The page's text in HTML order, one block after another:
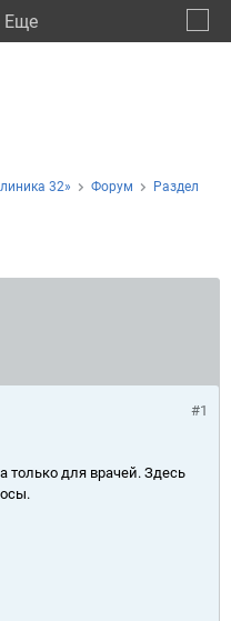
Eще
32» Форум
Раздел
#1
только для врачей. Здесь